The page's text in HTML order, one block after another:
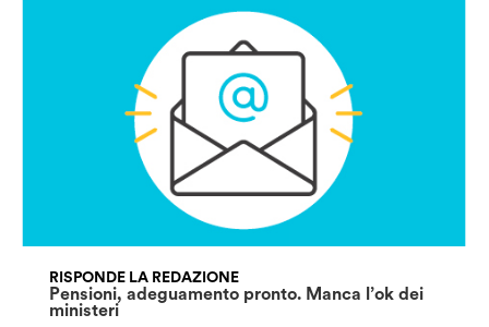
RISPONDE LA REDAZIONE
Pensioni, adeguamento pronto. Manca l’ok dei
ministeri